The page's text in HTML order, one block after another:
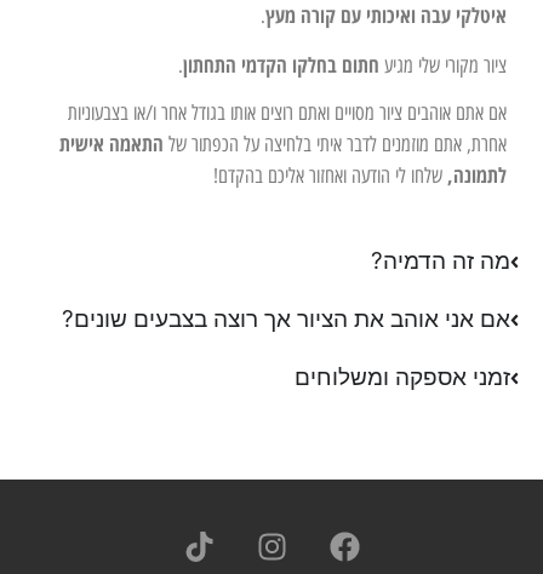
איטלקי עבה ואיכותי עם קורה מעץ.
ציור מקורי שלי מגיע חתום בחלקו הקדמי התחתון.
אם אתם אוהבים ציור מסויים ואתם רוצים אותו בגודל אחר ו/או בצבעוניות
אחרת, אתם מוזמנים לדבר איתי בלחיצה על הכפתור של התאמה אישית
לתמונה, שלחו לי הודעה ואחזור אליכם בהקדם!
מה זה הדמיה?
אם אני אוהב את הציור אך רוצה בצבעים שונים?
זמני אספקה ומשלוחים